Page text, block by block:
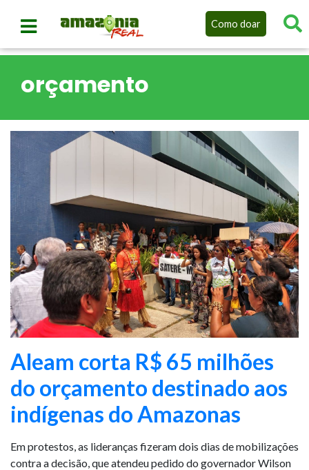
Como doar
orçamento
Aleam corta R$ 65 milhões
do orçamento destinado aos
indígenas do Amazonas
Em protestos, as lideranças fizeram dois dias de mobilizações
contra a decisão, que atendeu pedido do governador Wilson